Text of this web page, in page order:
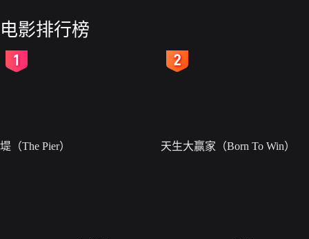
电影排行榜
堤（The Pier） 天生大赢家（Born To Win）